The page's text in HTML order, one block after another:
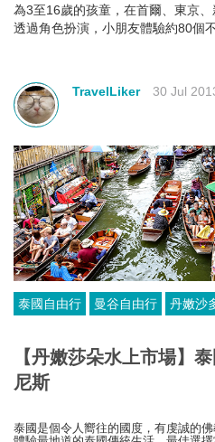
為3至16歲的孩童，在首爾、東京、
透過角色扮演，小朋友體驗約80個
TravelLiker 30 Jul
泰國自由行 曼谷自由行 丹嫩沙
【丹嫩莎朵水上市場】
尼斯
泰國是個令人嚮往的國度，有虔誠的